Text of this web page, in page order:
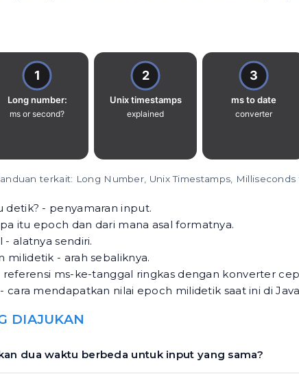
terkait: Long Number, Unix Timestamps, Milliseconds
detik? - penyamaran input.
itu epoch dan dari mana asal formatnya.
- alatnya sendiri.
milidetik - arah sebaliknya.
referensi ms-ke-tanggal ringkas dengan konverter
- cara mendapatkan nilai epoch milidetik saat ini di
DIAJUKAN
dua waktu berbeda untuk input yang sama?